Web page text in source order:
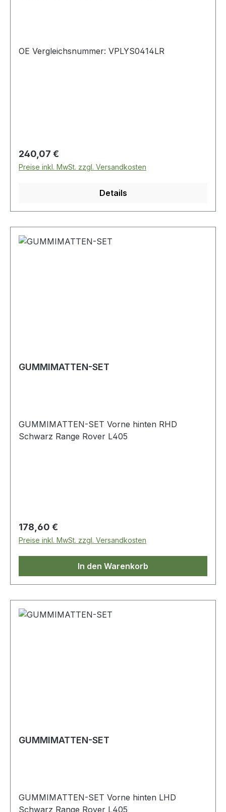
OE Vergleichsnummer: VPLYS0414LR
Regulärer Preis:
240,07 €
Preise inkl. MwSt. zzgl. Versandkosten
Details
GUMMIMATTEN-SET
GUMMIMATTEN-SET Vorne hinten RHD
Schwarz Range Rover L405
Regulärer Preis:
178,60 €
Preise inkl. MwSt. zzgl. Versandkosten
In den Warenkorb
GUMMIMATTEN-SET
GUMMIMATTEN-SET Vorne hinten LHD
Schwarz Range Rover L405